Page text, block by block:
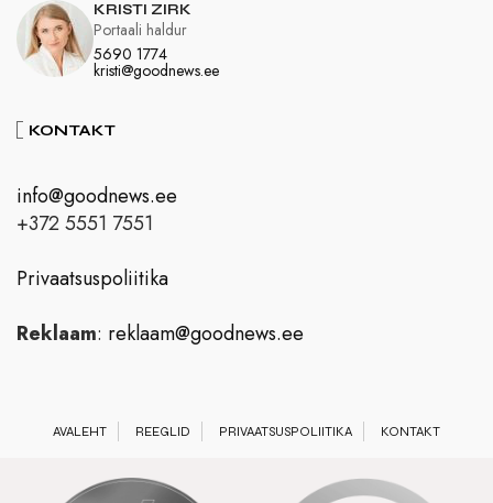
KRISTI ZIRK
5690 1774
kristi@goodnews.ee
Portaali haldur
KONTAKT
info@goodnews.ee
+372 5551 7551
Privaatsuspoliitika
Reklaam: reklaam@goodnews.ee
AVALEHT REEGLID PRIVAATSUSPOLIITIKA KONTAKT